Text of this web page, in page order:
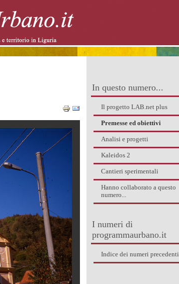
In questo numero...
Il progetto LAB.net plus
Premesse ed obiettivi
Analisi e progetti
Kaleidos 2
Cantieri sperimentali
Hanno collaborato a questo
numero...
I numeri di
programmaurbano.it
Indice dei numeri precedenti